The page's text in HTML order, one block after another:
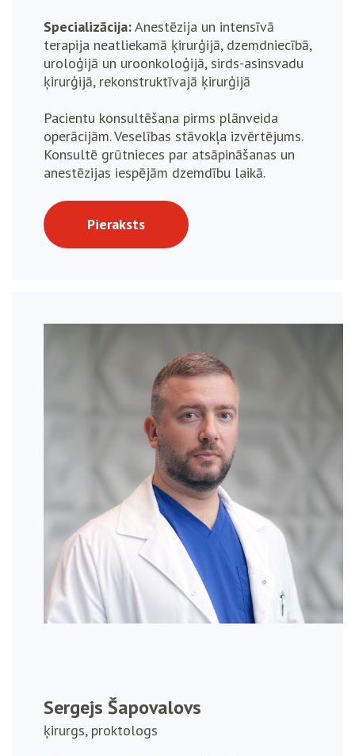
Specializācija:Anestēzija un intensīvā
terapija neatliekamā ķirurģijā, dzemdniecībā,
uroloģijā un uroonkoloģijā, sirds-asinsvadu
ķirurģijā, rekonstruktīvajā ķirurģijā
Pacientu konsultēšana pirms plānveida
operācijām. Veselības stāvokļa izvērtējums.
Konsultē grūtnieces par atsāpināšanas un
anestēzijas iespējām dzemdību laikā.
Pieraksts
Sergejs Šapovalovs
ķirurgs, proktologs